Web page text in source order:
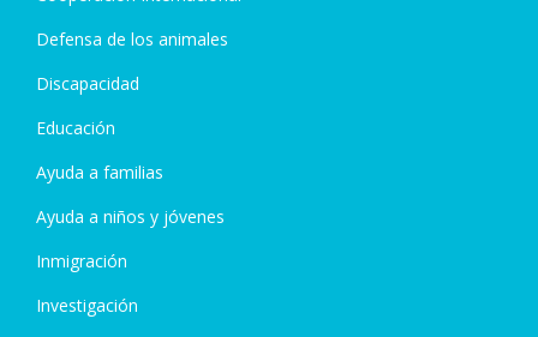
Defensa de los animales
Discapacidad
Educación
Ayuda a familias
Ayuda a niños y jóvenes
Inmigración
Investigación